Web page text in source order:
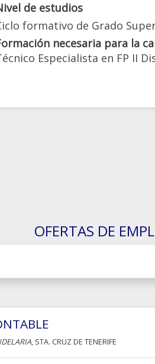
de estudios
formativo de Grado
necesaria para la
Especialista en FP II
OFERTAS DE
, STA. CRUZ DE TENERIFE